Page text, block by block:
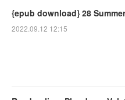
{epub download} 28
2022.09.12 12:15